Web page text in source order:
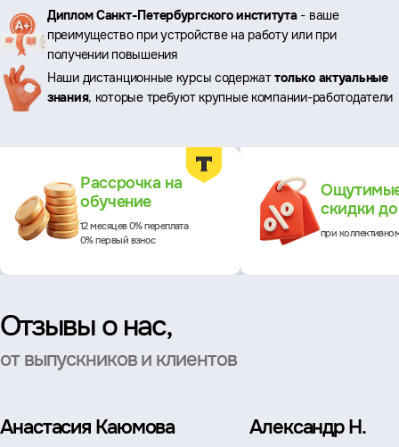
Ключевые
преимущества
Диплом Санкт-Петербургского института- ваше
преимущество при устройстве на работу или при
получении повышения
Наши дистанционные курсы содержаттолько актуальные
знания, которые требуют крупные компании-работодатели
Рассрочка на
обучение
12 месяцев 0% переплата
0% первый взнос
скидки
при
Отзывы о нас,
от выпускников и клиентов
Анастасия Каюмова Александр Н.